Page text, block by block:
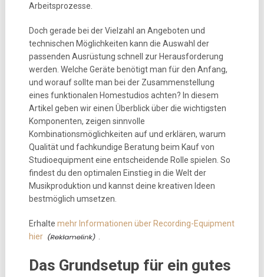
Arbeitsprozesse.
Doch gerade bei der Vielzahl an Angeboten und
technischen Möglichkeiten kann die Auswahl der
passenden Ausrüstung schnell zur Herausforderung
werden. Welche Geräte benötigt man für den Anfang,
und worauf sollte man bei der Zusammenstellung
eines funktionalen Homestudios achten? In diesem
Artikel geben wir einen Überblick über die wichtigsten
Komponenten, zeigen sinnvolle
Kombinationsmöglichkeiten auf und erklären, warum
Qualität und fachkundige Beratung beim Kauf von
Studioequipment eine entscheidende Rolle spielen. So
findest du den optimalen Einstieg in die Welt der
Musikproduktion und kannst deine kreativen Ideen
bestmöglich umsetzen.
Erhalte mehr Informationen über Recording-Equipment
hier
Das Grundsetup für ein gutes